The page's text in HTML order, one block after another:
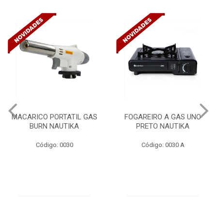
MACARICO PORTATIL GAS
BURN NAUTIKA
Código: 0030
FOGAREIRO A GAS UNO
PRETO NAUTIKA
Código: 0030 A